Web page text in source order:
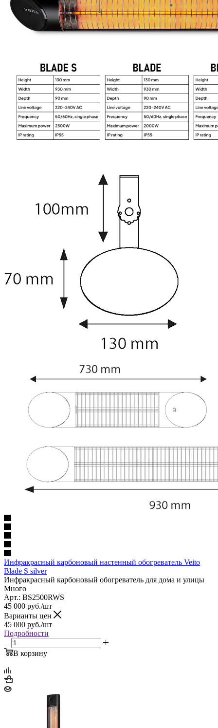
Инфракрасный карбоновый настенный обогреватель Veito
Blade S silver
Инфракрасный карбоновый обогреватель для дома и улицы
Много
Арт.: BS2500RWS
45 000 руб./шт
Варианты цен
45 000 руб./шт
Подробности
В корзину